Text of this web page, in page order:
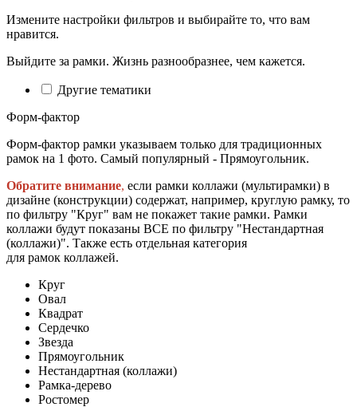
Измените настройки фильтров и выбирайте то, что вам
нравится.
Выйдите за рамки. Жизнь разнообразнее, чем кажется.
Другие тематики
Форм-фактор
Форм-фактор рамки указываем только для традиционных
рамок на 1 фото. Самый популярный - Прямоугольник.
Обратите внимание, если рамки коллажи (мультирамки) в
дизайне (конструкции) содержат, например, круглую рамку, то
по фильтру "Круг" вам не покажет такие рамки. Рамки
коллажи будут показаны ВСЕ по фильтру "Нестандартная
(коллажи)". Также есть отдельная категория
для рамок коллажей.
Круг
Овал
Квадрат
Сердечко
Звезда
Прямоугольник
Нестандартная (коллажи)
Рамка-дерево
Ростомер